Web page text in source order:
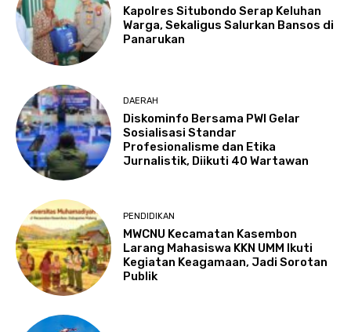
Kapolres Situbondo Serap Keluhan
Warga, Sekaligus Salurkan Bansos di
Panarukan
DAERAH
Diskominfo Bersama PWI Gelar
Sosialisasi Standar
Profesionalisme dan Etika
Jurnalistik, Diikuti 40 Wartawan
PENDIDIKAN
MWCNU Kecamatan Kasembon
Larang Mahasiswa KKN UMM Ikuti
Kegiatan Keagamaan, Jadi Sorotan
Publik